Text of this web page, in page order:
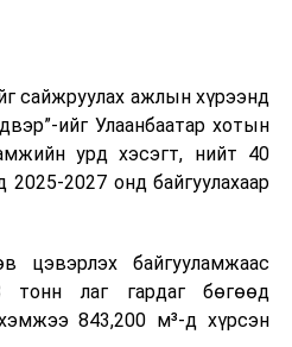
байдлыг хангах зэрэг
хөтөлбөрт тусгажээ.
лекц, асуулт-хариулт,
багаар ажиллах дасгал,
ажиллах дадлага зэрэг
хэлбэрээр зохион байгуулж
сайжруулах ажлын хүрээнд
ийг Улаанбаатар хотын
урд хэсэгт, нийт 40
2027 онд байгуулахаар
цэвэрлэх байгууламжаас
тонн лаг гардаг бөгөөд
843,200 м³-д хүрсэн